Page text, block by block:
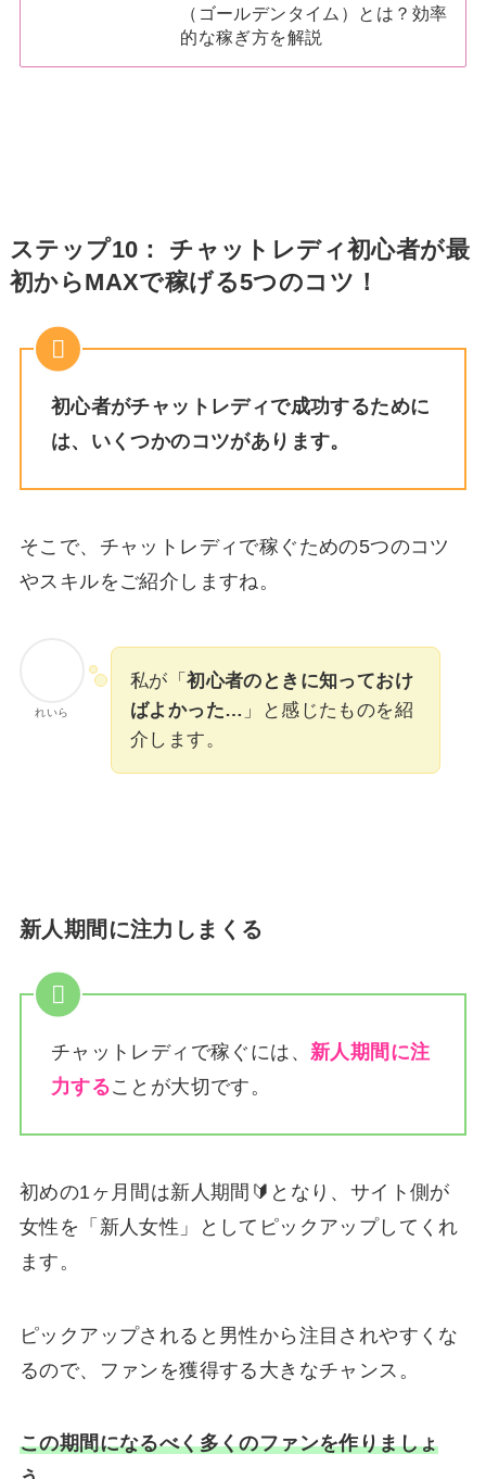
（ゴールデンタイム）とは？効率
的な稼ぎ方を解説
ステップ10： チャットレディ初心者が最
初からMAXで稼げる5つのコツ！
初心者がチャットレディで成功するために
は、いくつかのコツがあります。
そこで、チャットレディで稼ぐための5つのコツ
やスキルをご紹介しますね。
れいら
私が「初心者のときに知っておけ
ばよかった… 」と感じたものを紹
介します。
新人期間に注力しまくる
チャットレディで稼ぐには、新人期間に注
力することが大切です。
初めの1ヶ月間は新人期間🔰となり、サイト側が
女性を「新人女性」としてピックアップしてくれ
ます。
ピックアップされると男性から注目されやすくな
るので、ファンを獲得する大きなチャンス。
この期間になるべく多くのファンを作りましょ